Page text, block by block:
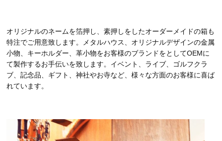
オリジナルのネームを箔押し、素押しをしたオーダーメイドの箱も
特注でご用意致します。メタルハウス、オリジナルデザインの金属
小物、キーホルダー、革小物をお客様のブランドをとしてOEMに
て製作するお手伝いを致します。イベント、ライブ、ゴルフクラ
ブ、記念品、ギフト、神社やお寺など、様々な方面のお客様に喜ば
れています。